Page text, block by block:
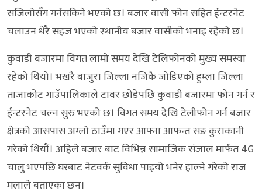
सजिलोसँग गर्नसकिने भएको छ। बजार वासी फोन सहित ईन्टरनेट
चलाउन धेरै सहज भएको स्थानीय बजार वासीको भनाइ रहेको छ।
कुवाडी बजारमा विगत लामो समय देखि टेलिफोनको मुख्य समस्या
रहेको थियो। भखरै बाजुरा जिल्ला नजिकै जोडिएको हुम्ला जिल्ला
ताजाकोट गाउँपालिकाले टावर छोडेपछि कुवाडी बजारमा फोन गर्न र
ईन्टरनेट चल्न सुरु भएको छ। विगत समय देखि टेलीफोन गर्न बजार
क्षेत्रको आसपास अग्लो ठाउँमा गएर आफ्ना आफन्त सङ कुराकानी
गरेको थियौं। अहिले बजार बाट विभिन्न सामाजिक संजाल मार्फत 4G
चालु भएपछि घरबाट नेटवर्क सुविधा पाइयो भनेर हाल्ने गरेको राज
मलाले बताएका छन।